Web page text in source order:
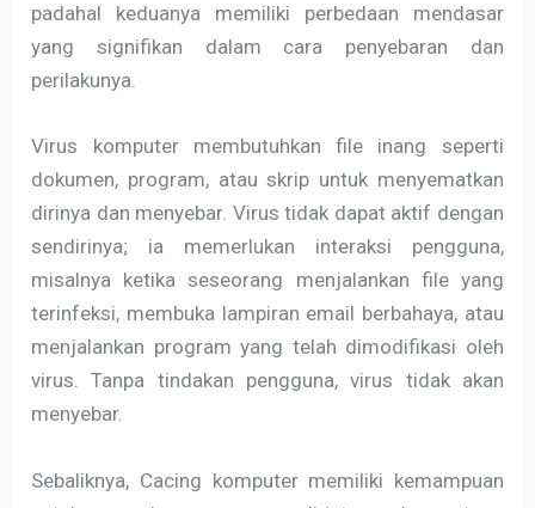
padahal keduanya memiliki perbedaan mendasar
yang signifikan dalam cara penyebaran dan
perilakunya.
Virus komputer membutuhkan file inang seperti
dokumen, program, atau skrip untuk menyematkan
dirinya dan menyebar. Virus tidak dapat aktif dengan
sendirinya; ia memerlukan interaksi pengguna,
misalnya ketika seseorang menjalankan file yang
terinfeksi, membuka lampiran email berbahaya, atau
menjalankan program yang telah dimodifikasi oleh
virus. Tanpa tindakan pengguna, virus tidak akan
menyebar.
Sebaliknya, Cacing komputer memiliki kemampuan